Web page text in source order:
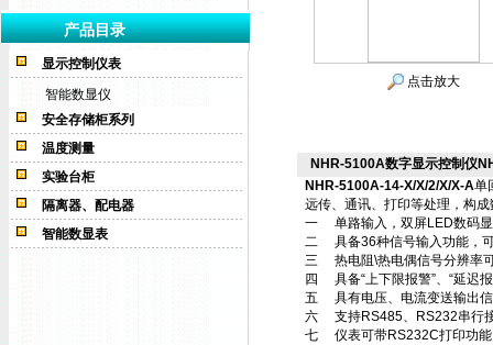
产品目录
显示控制仪表
智能数显仪
安全存储柜系列
温度测量
实验台柜
隔离器、配电器
智能数显表
点击放大
NHR-5100A数字显示控制仪
NHR-5100A-14-X/X/2/X/X-A单
远传、通讯、打印等处理，构
一 单路输入，双屏LED数码显
二 具备36种信号输入功能，
三 热电阻\热电偶信号分辨率
四 具备“上下限报警”、“延迟
五 具有电压、电流变送输出信
六 支持RS485、RS232串行
七 仪表可带RS232C打印功能